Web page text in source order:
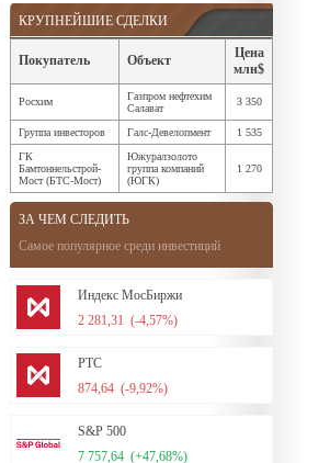
КРУПНЕЙШИЕ СДЕЛКИ
Покупатель Объект
Цена
млн$
Росхим
Газпром нефтехим
Салават
3 350
Группа инвесторов Галс-Девелопмент
1 535
ГК
Бамтоннельстрой-
Мост (БТС-Мост)
Южуралзолото
группа компаний
(ЮГК)
1 270
ЗА ЧЕМ СЛЕДИТЬ
Самое популярное среди инвестиций
Индекс МосБиржи
2 281,31 (-4,57%)
РТС
874,64 (-9,92%)
S&P 500
7 757,64 (+47,68%)